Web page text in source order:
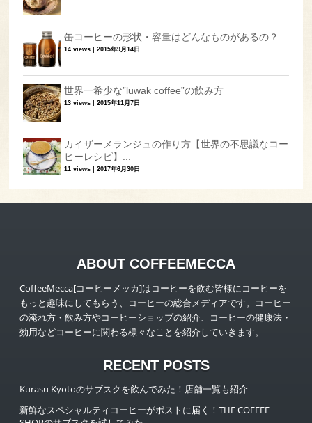
缶コーヒーの形状・容量はどんなものがあるの？...
14 views |2015年9月14日
世界一希少な”luwak coffee”の飲み方
13 views |2015年11月7日
カイザーメランジュの作り方【世界の不思議なコー
ヒーレシピ】...
11 views |2017年6月30日
ABOUT COFFEEMECCA
CoffeeMecca[コーヒーメッカ]はコーヒーを飲む皆様にコーヒーを
もっと趣味にしてもらう、コーヒーの総合メディアです。コーヒー
の淹れ方・飲み方やコーヒーショップの紹介、コーヒーの健康法・
効用などコーヒーに関わる様々なことを紹介していきます。
RECENT POSTS
Kurasu Kyotoのサブスクを飲んでみた！店舗一覧も紹介
新鮮なスペシャルティコーヒーがポストに届く！THE COFFEE